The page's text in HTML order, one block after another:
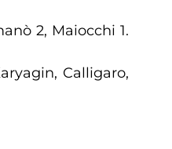
2, Maiocchi 1.
Calligaro,